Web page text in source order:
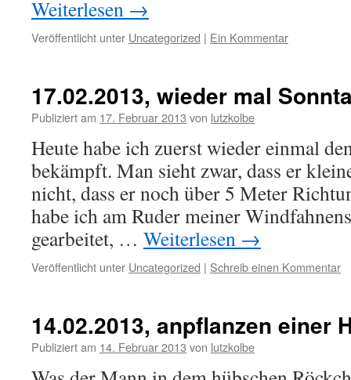
Weiterlesen →
Veröffentlicht unter Uncategorized | Ein Kommentar
17.02.2013, wieder mal
Publiziert am 17. Februar 2013 von lutzkolbe
Heute habe ich zuerst wieder einmal
bekämpft. Man sieht zwar, dass er
nicht, dass er noch über 5 Meter
habe ich am Ruder meiner
gearbeitet, … Weiterlesen →
Veröffentlicht unter Uncategorized | Schreib einen Kommentar
14.02.2013, anpflanzen einer
Publiziert am 14. Februar 2013 von lutzkolbe